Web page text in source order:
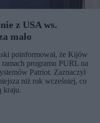
z USA ws.
mało
poinformował, że Kijów
programu PURL na
Patriot. Zaznaczył
niż rok wcześniej, co
kraju.